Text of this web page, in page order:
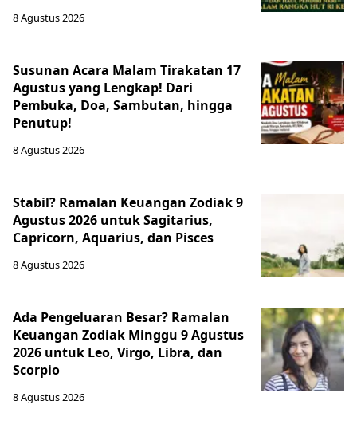
8 Agustus 2026
Susunan Acara Malam Tirakatan 17
Agustus yang Lengkap! Dari
Pembuka, Doa, Sambutan, hingga
Penutup!
8 Agustus 2026
Stabil? Ramalan Keuangan Zodiak 9
Agustus 2026 untuk Sagitarius,
Capricorn, Aquarius, dan Pisces
8 Agustus 2026
Ada Pengeluaran Besar? Ramalan
Keuangan Zodiak Minggu 9 Agustus
2026 untuk Leo, Virgo, Libra, dan
Scorpio
8 Agustus 2026